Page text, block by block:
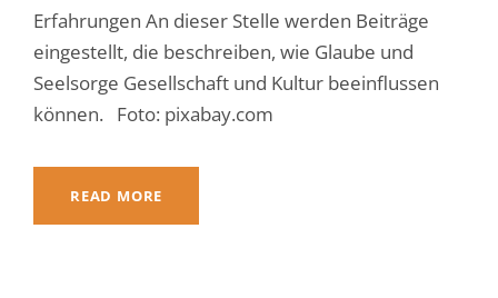
Erfahrungen An dieser Stelle werden Beiträge
eingestellt, die beschreiben, wie Glaube und
Seelsorge Gesellschaft und Kultur beeinflussen
können. Foto: pixabay.com
READ MORE